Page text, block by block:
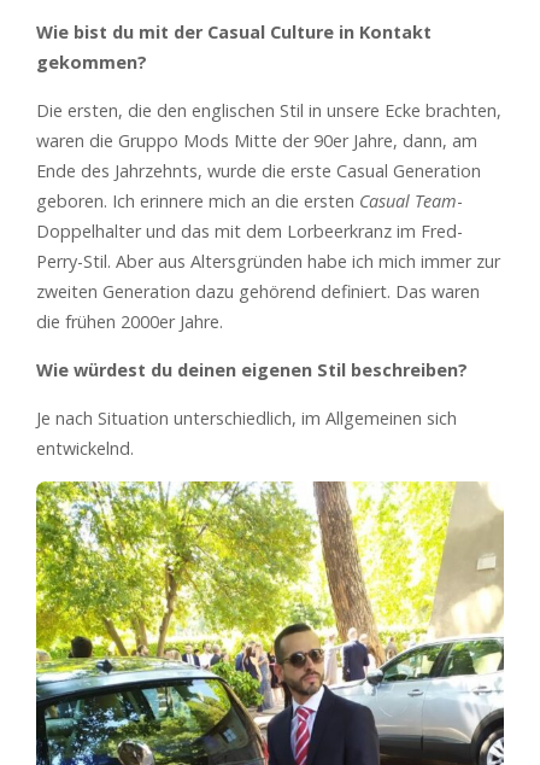
Wie bist du mit der Casual Culture in Kontakt
gekommen?
Die ersten, die den englischen Stil in unsere Ecke brachten,
waren die Gruppo Mods Mitte der 90er Jahre, dann, am
Ende des Jahrzehnts, wurde die erste Casual Generation
geboren. Ich erinnere mich an die ersten Casual Team-
Doppelhalter und das mit dem Lorbeerkranz im Fred-
Perry-Stil. Aber aus Altersgründen habe ich mich immer zur
zweiten Generation dazu gehörend definiert. Das waren
die frühen 2000er Jahre.
Wie würdest du deinen eigenen Stil beschreiben?
Je nach Situation unterschiedlich, im Allgemeinen sich
entwickelnd.